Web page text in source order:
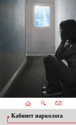
Кабинет нарколога